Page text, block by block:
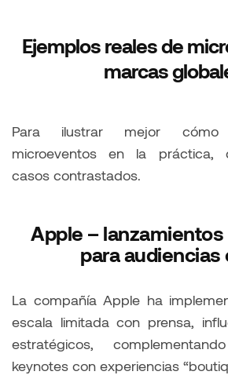
Ejemplos reales de
marcas
Para ilustrar mejor cómo
microeventos en la práctica,
casos contrastados.
Apple –
para audiencias
La compañía Apple ha
escala limitada con prensa,
estratégicos,
keynotes con experiencias